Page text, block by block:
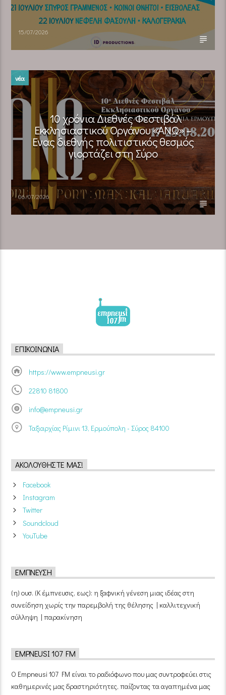
15/07/2026
νέα
10 χρόνια Διεθνές Φεστιβάλ
Εκκλησιαστικού Οργάνου «ΑΝΩ» –
Ένας διεθνής πολιτιστικός θεσμός
γιορτάζει στη Σύρο​
06/07/2026
ΕΠΙΚΟΙΝΩΝΊΑ
https://www.empneusi.gr
22810 81800
info@empneusi.gr
Ταξιαρχίας Ρίμινι 13, Ερμούπολη - Σύρος 84100
ΑΚΟΛΟΥΘΉΣΤΕ ΜΑΣ!
Facebook
Instagram
Twitter
Soundcloud
YouTube
ΈΜΠΝΕΥΣΗ
(η) ουσ. (Κ έμπνευσις, εως): η ξαφνική γένεση μιας ιδέας στη
συνείδηση χωρίς την παρεμβολή της θέλησης | καλλιτεχνική
σύλληψη | παρακίνηση
EMPNEUSI 107 FM
Ο Empneusi 107 FM είναι το ραδιόφωνο που μας συντροφεύει στις
καθημερινές μας δραστηριότητες, παίζοντας τα αγαπημένα μας